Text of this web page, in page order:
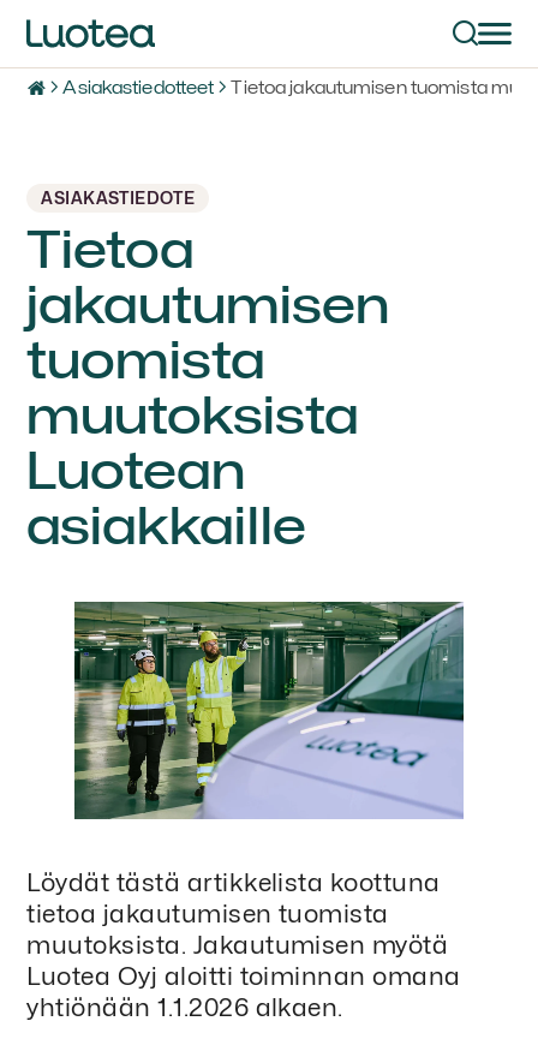
Asiakastiedotteet Tietoa jakautumisen tuomista
ASIAKASTIEDOTE
Tietoa
jakautumisen
tuomista
muutoksista
Luotean
asiakkaille
Löydät tästä artikkelista koottuna
tietoa jakautumisen tuomista
muutoksista. Jakautumisen myötä
Luotea Oyj aloitti toiminnan omana
yhtiönään 1.1.2026 alkaen.